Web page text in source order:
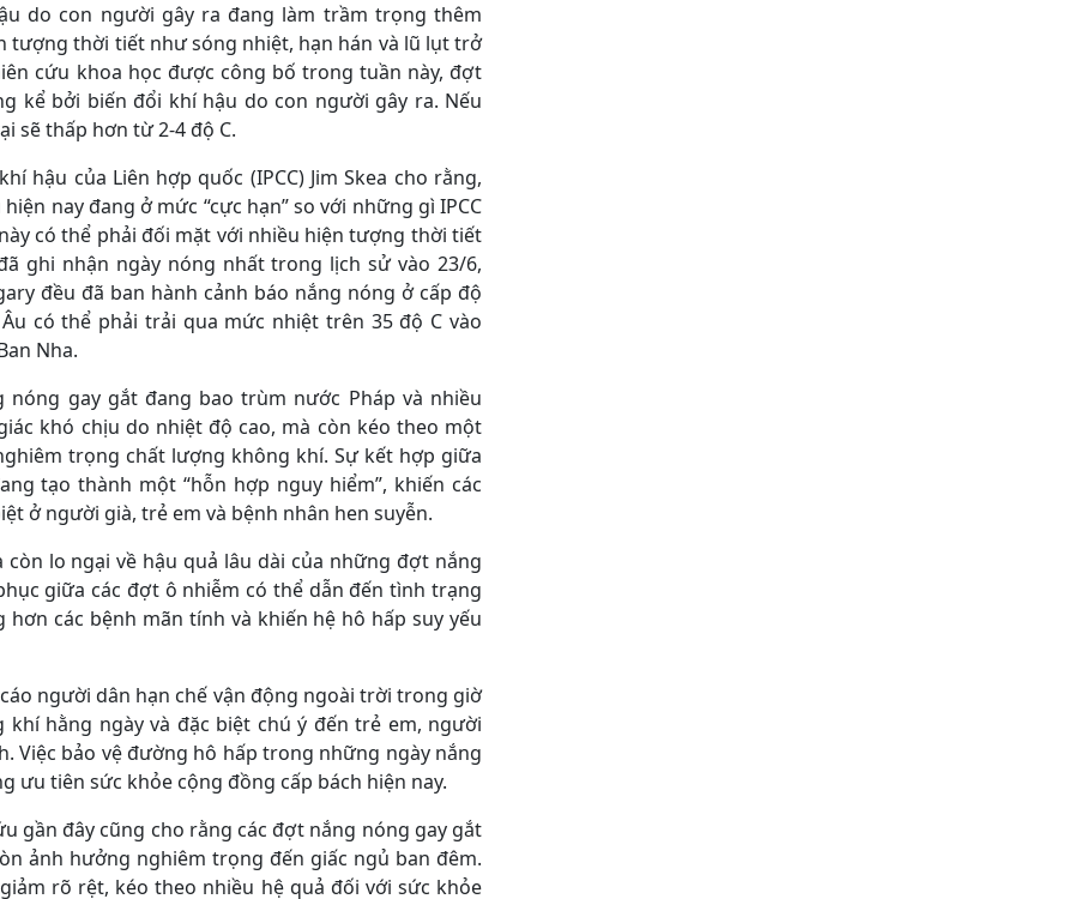
do con người gây ra đang làm trầm trọng thêm
tượng thời tiết như sóng nhiệt, hạn hán và lũ lụt trở
cứu khoa học được công bố trong tuần này, đợt
kể bởi biến đổi khí hậu do con người gây ra. Nếu
sẽ thấp hơn từ 2-4 độ C.
hậu của Liên hợp quốc (IPCC) Jim Skea cho rằng,
nay đang ở mức “cực hạn” so với những gì IPCC
có thể phải đối mặt với nhiều hiện tượng thời tiết
ghi nhận ngày nóng nhất trong lịch sử vào 23/6,
đều đã ban hành cảnh báo nắng nóng ở cấp độ
có thể phải trải qua mức nhiệt trên 35 độ C vào
Nha.
nóng gay gắt đang bao trùm nước Pháp và nhiều
khó chịu do nhiệt độ cao, mà còn kéo theo một
trọng chất lượng không khí. Sự kết hợp giữa
tạo thành một “hỗn hợp nguy hiểm”, khiến các
ở người già, trẻ em và bệnh nhân hen suyễn.
lo ngại về hậu quả lâu dài của những đợt nắng
giữa các đợt ô nhiễm có thể dẫn đến tình trạng
các bệnh mãn tính và khiến hệ hô hấp suy yếu
người dân hạn chế vận động ngoài trời trong giờ
hằng ngày và đặc biệt chú ý đến trẻ em, người
Việc bảo vệ đường hô hấp trong những ngày nắng
ưu tiên sức khỏe cộng đồng cấp bách hiện nay.
gần đây cũng cho rằng các đợt nắng nóng gay gắt
ảnh hưởng nghiêm trọng đến giấc ngủ ban đêm.
rõ rệt, kéo theo nhiều hệ quả đối với sức khỏe